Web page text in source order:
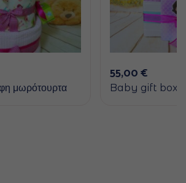
μωρότουρτα
55,00€
Baby gift box